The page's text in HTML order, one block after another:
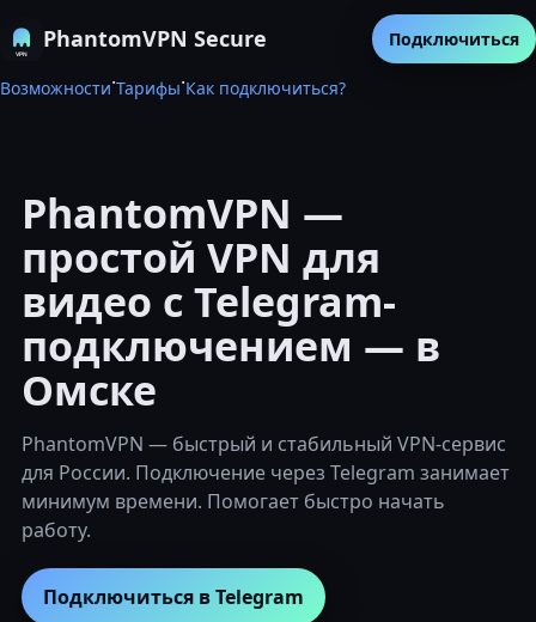
PhantomVPN Secure
Возможности·Тарифы·Как подключиться?
Подключиться
PhantomVPN —
простой VPN для
видео с Telegram-
подключением — в
Омске
PhantomVPN — быстрый и стабильный VPN-сервис
для России. Подключение через Telegram занимает
минимум времени. Помогает быстро начать
работу.
Подключиться в Telegram